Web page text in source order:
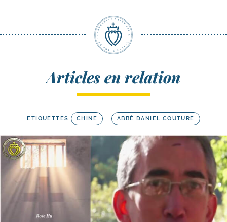
Articles en relation
ETIQUETTES CHINE ABBÉ DANIEL COUTURE